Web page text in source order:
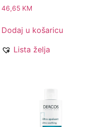
46,65 KM
Dodaj u košaricu
Lista želja